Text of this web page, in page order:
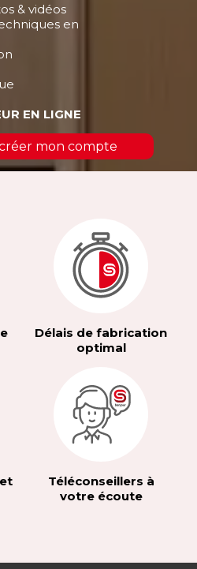
& vidéos
en
EN LIGNE
mon compte
Délais de fabrication
optimal
Téléconseillers à
votre écoute